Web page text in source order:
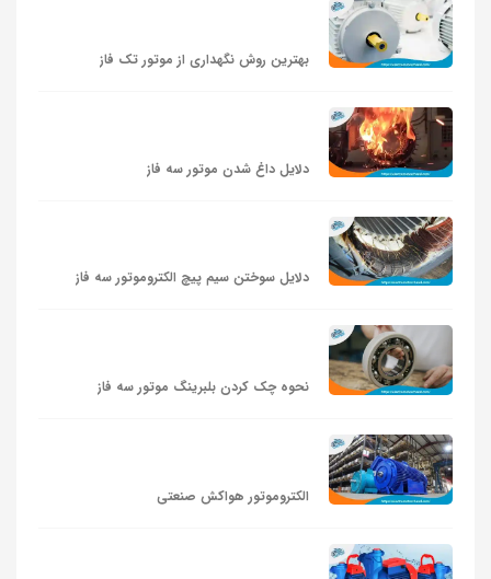
بهترین روش نگهداری از موتور تک‌ فاز
دلایل داغ شدن موتور سه فاز
دلایل سوختن سیم پیچ الکتروموتور سه فاز
نحوه چک کردن بلبرینگ موتور سه‌ فاز
الکتروموتور هواکش صنعتی